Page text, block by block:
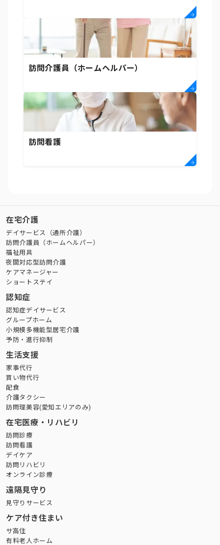
訪問介護員（ホームヘルパー）
訪問看護
在宅介護
デイサービス（通所介護）
訪問介護員（ホームヘルパー）
福祉用具
夜間対応型訪問介護
ケアマネージャー
ショートステイ
認知症
認知症デイサービス
グループホーム
小規模多機能型居宅介護
予防・進行抑制
生活支援
家事代行
買い物代行
配食
介護タクシー
訪問理美容(愛知エリアのみ)
在宅医療・リハビリ
訪問診療
訪問看護
デイケア
訪問リハビリ
オンライン診療
遠隔見守り
見守りサービス
ケア付き住まい
サ高住
有料老人ホーム